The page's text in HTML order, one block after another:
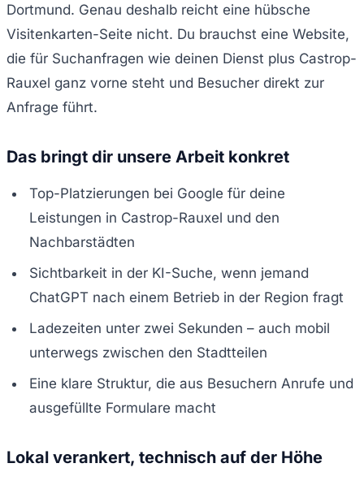
Dortmund. Genau deshalb reicht eine hübsche
Visitenkarten-Seite nicht. Du brauchst eine Website,
die für Suchanfragen wie deinen Dienst plus Castrop-
Rauxel ganz vorne steht und Besucher direkt zur
Anfrage führt.
Das bringt dir unsere Arbeit konkret
Top-Platzierungen bei Google für deine
Leistungen in Castrop-Rauxel und den
Nachbarstädten
Sichtbarkeit in der KI-Suche, wenn jemand
ChatGPT nach einem Betrieb in der Region fragt
Ladezeiten unter zwei Sekunden – auch mobil
unterwegs zwischen den Stadtteilen
Eine klare Struktur, die aus Besuchern Anrufe und
ausgefüllte Formulare macht
Lokal verankert, technisch auf der Höhe